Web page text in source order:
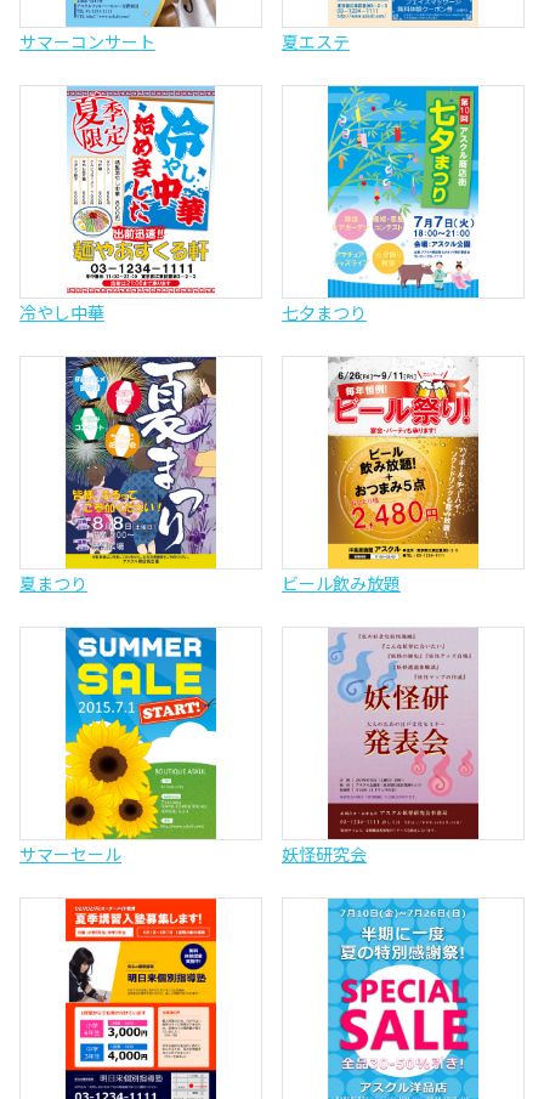
サマーコンサート 夏エステ
冷やし中華 七夕まつり
夏まつり ビール飲み放題
サマーセール 妖怪研究会